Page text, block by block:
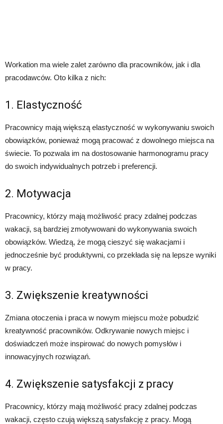
Workation ma wiele zalet zarówno dla pracowników, jak i dla
pracodawców. Oto kilka z nich:
1. Elastyczność
Pracownicy mają większą elastyczność w wykonywaniu swoich
obowiązków, ponieważ mogą pracować z dowolnego miejsca na
świecie. To pozwala im na dostosowanie harmonogramu pracy
do swoich indywidualnych potrzeb i preferencji.
2. Motywacja
Pracownicy, którzy mają możliwość pracy zdalnej podczas
wakacji, są bardziej zmotywowani do wykonywania swoich
obowiązków. Wiedzą, że mogą cieszyć się wakacjami i
jednocześnie być produktywni, co przekłada się na lepsze wyniki
w pracy.
3. Zwiększenie kreatywności
Zmiana otoczenia i praca w nowym miejscu może pobudzić
kreatywność pracowników. Odkrywanie nowych miejsc i
doświadczeń może inspirować do nowych pomysłów i
innowacyjnych rozwiązań.
4. Zwiększenie satysfakcji z pracy
Pracownicy, którzy mają możliwość pracy zdalnej podczas
wakacji, często czują większą satysfakcję z pracy. Mogą